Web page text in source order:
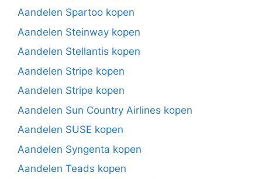
Aandelen Spartoo kopen
Aandelen Steinway kopen
Aandelen Stellantis kopen
Aandelen Stripe kopen
Aandelen Stripe kopen
Aandelen Sun Country Airlines kopen
Aandelen SUSE kopen
Aandelen Syngenta kopen
Aandelen Teads kopen